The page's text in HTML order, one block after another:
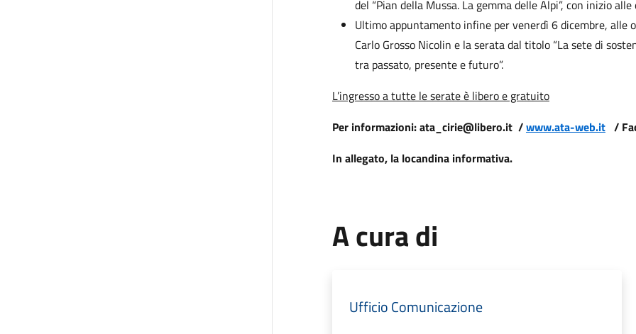
del “Pian della Mussa. La gemma delle Alpi”, con inizio
Ultimo appuntamento infine per venerdì 6 dicembre, alle
Carlo Grosso Nicolin e la serata dal titolo “La sete di
tra passato, presente e futuro”.
L’ingresso a tutte le serate è libero e gratuito
Per informazioni: ata_cirie@libero.it /www.ata-web.it/
In allegato, la locandina informativa.
A cura di
Ufficio Comunicazione